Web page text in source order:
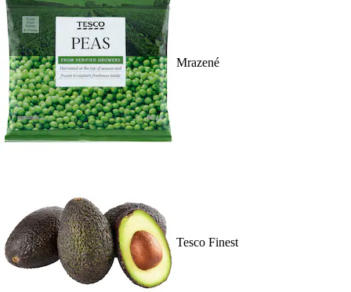
Mrazené
Tesco Finest